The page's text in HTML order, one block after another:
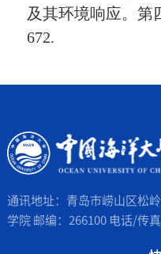
及其环境响应。第
672.
通讯地址：青岛市崂山区松
学院 邮编：266100 电话/传